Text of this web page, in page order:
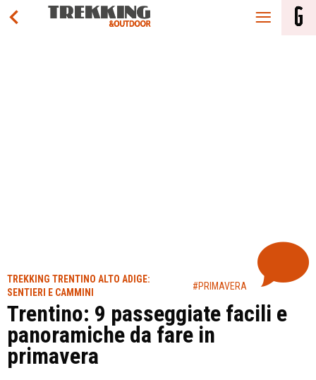
TREKKING TRENTINO ALTO ADIGE:
SENTIERI E CAMMINI
#PRIMAVERA
Trentino: 9 passeggiate facili e
panoramiche da fare in
primavera